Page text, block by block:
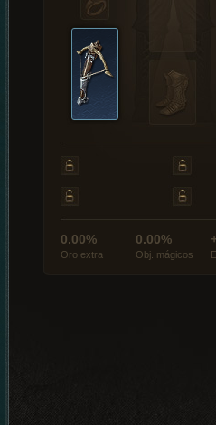
0.00%
Oro extra
0.00%
Obj. mágicos